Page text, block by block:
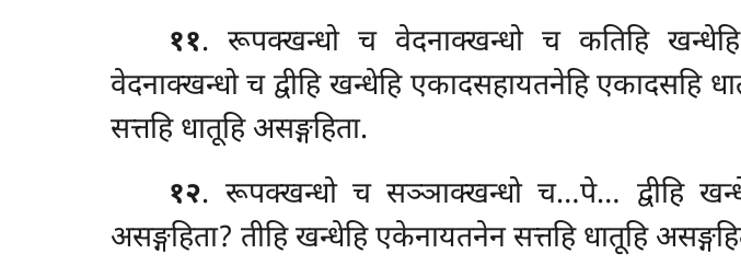
११. रूपक्खन्धो च वेदनाक्खन्धो च कतिहि खन्धेहि
वेदनाक्खन्धो च द्वीहि खन्धेहि एकादसहायतनेहिएकादसहि
सत्तहि धातूहि असङ्गहिता.
१२. रूपक्खन्धो च सञ्ञाक्खन्धो च…पे… द्वीहि
असङ्गहिता? तीहि खन्धेहि एकेनायतनेन सत्तहि धातूहि